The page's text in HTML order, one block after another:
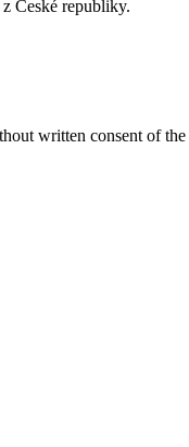
České republiky.
written consent of